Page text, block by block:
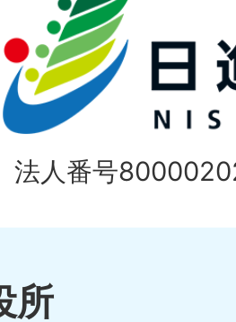
法人番号
所